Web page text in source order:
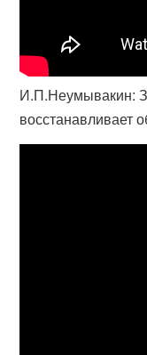
И.П.Неумывакин: